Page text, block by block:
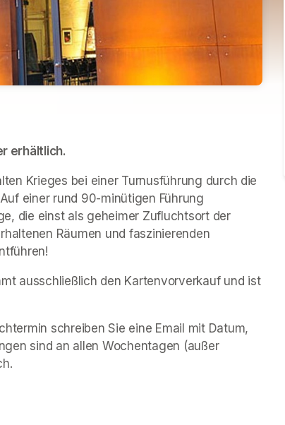
erhältlich.
Krieges bei einer Turnusführung durch die
einer rund 90-minütigen Führung
die einst als geheimer Zufluchtsort der
Räumen und faszinierenden
ausschließlich den Kartenvorverkauf und ist
schreiben Sie eine Email mit Datum,
sind an allen Wochentagen (außer